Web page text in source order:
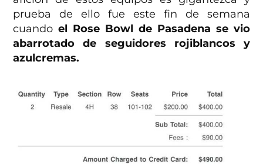
prueba de ello fue este fin de semana
cuandoel Rose Bowl de Pasadena se vio
abarrotado de seguidores rojiblancos y
azulcremas.